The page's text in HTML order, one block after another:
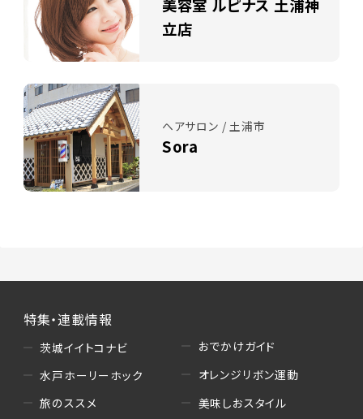
美容室 ルピナス 土浦神
立店
ヘアサロン / 土浦市
Sora
特集・連載情報
茨城イイトコナビ
水戸ホーリーホック
旅のススメ
おでかけガイド
オレンジリボン運動
美味しおスタイル